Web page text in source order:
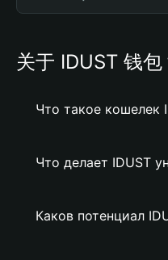
关于 IDUST 钱包
Что такое кошелек
Что делает IDUST
Каков потенциал